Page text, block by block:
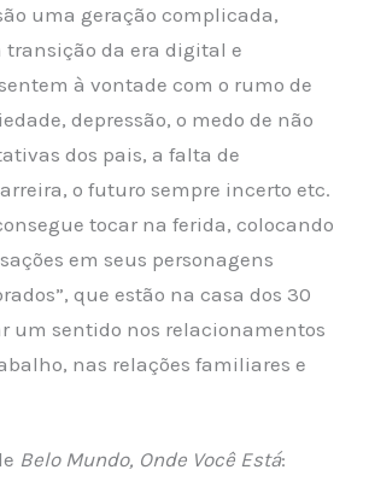
uma geração complicada,
transição da era digital e
à vontade com o rumo de
depressão, o medo de não
dos pais, a falta de
o futuro sempre incerto etc.
tocar na ferida, colocando
em seus personagens
que estão na casa dos 30
um sentido nos relacionamentos
nas relações familiares e
Belo Mundo, Onde Você Está: